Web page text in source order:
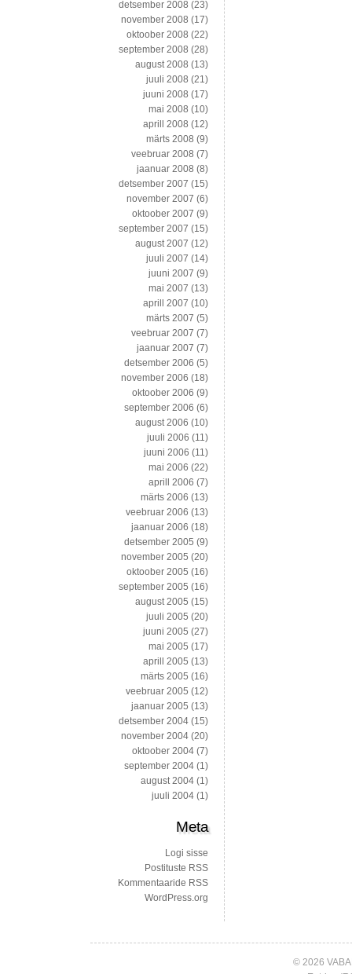
detsember 2008 (23)
november 2008 (17)
oktoober 2008 (22)
september 2008 (28)
august 2008 (13)
juuli 2008 (21)
juuni 2008 (17)
mai 2008 (10)
aprill 2008 (12)
märts 2008 (9)
veebruar 2008 (7)
jaanuar 2008 (8)
detsember 2007 (15)
november 2007 (6)
oktoober 2007 (9)
september 2007 (15)
august 2007 (12)
juuli 2007 (14)
juuni 2007 (9)
mai 2007 (13)
aprill 2007 (10)
märts 2007 (5)
veebruar 2007 (7)
jaanuar 2007 (7)
detsember 2006 (5)
november 2006 (18)
oktoober 2006 (9)
september 2006 (6)
august 2006 (10)
juuli 2006 (11)
juuni 2006 (11)
mai 2006 (22)
aprill 2006 (7)
märts 2006 (13)
veebruar 2006 (13)
jaanuar 2006 (18)
detsember 2005 (9)
november 2005 (20)
oktoober 2005 (16)
september 2005 (16)
august 2005 (15)
juuli 2005 (20)
juuni 2005 (27)
mai 2005 (17)
aprill 2005 (13)
märts 2005 (16)
veebruar 2005 (12)
jaanuar 2005 (13)
detsember 2004 (15)
november 2004 (20)
oktoober 2004 (7)
september 2004 (1)
august 2004 (1)
juuli 2004 (1)
Meta
Logi sisse
Postituste RSS
Kommentaaride RSS
WordPress.org
© 2026